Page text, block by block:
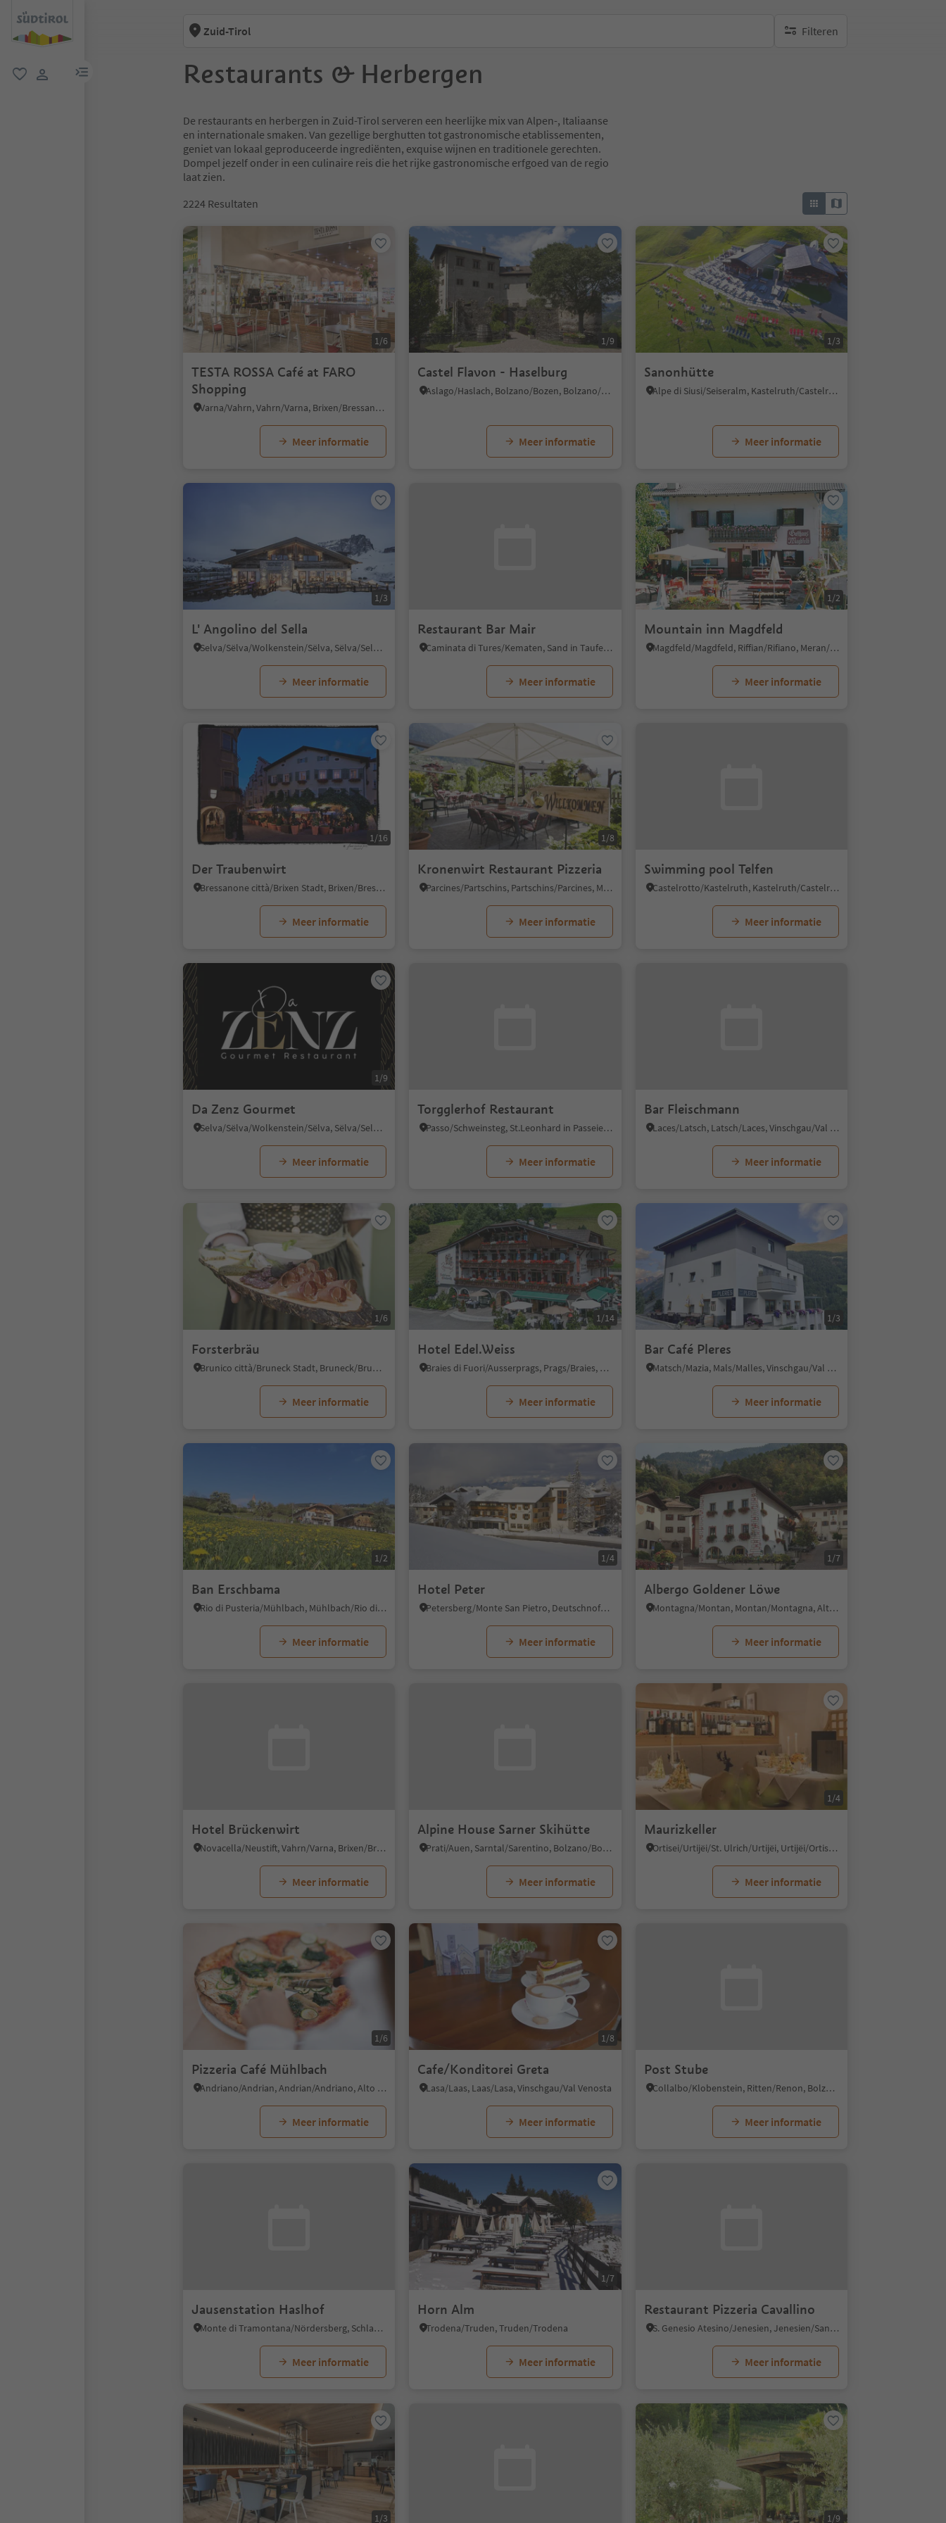
menulink
Zuid-Tirol Filteren
geen actieve filters
Restaurants & Herbergen
De restaurants en herbergen in Zuid-Tirol serveren een heerlijke mix van Alpen-, Italiaanse
en internationale smaken. Van gezellige berghutten tot gastronomische etablissementen,
geniet van lokaal geproduceerde ingrediënten, exquise wijnen en traditionele gerechten.
Dompel jezelf onder in een culinaire reis die het rijke gastronomische erfgoed van de regio
laat zien.
2224 Resultaten
1/6
TESTA ROSSA Café at FARO
Shopping
Varna/Vahrn, Vahrn/Varna, Brixen/Bressanone and environs
Meer informatie
1/9
Castel Flavon - Haselburg
Aslago/Haslach, Bolzano/Bozen, Bolzano/Bozen and environs
Meer informatie
1/3
Sanonhütte
Alpe di Siusi/Seiseralm, Kastelruth/Castelrotto, Dolomites Region Seiser Alm
Meer informatie
1/3
L' Angolino del Sella
Selva/Sëlva/Wolkenstein/Sëlva, Sëlva/Selva di Val Gardena, Dolomites Region Val Gardena
Meer informatie
Restaurant Bar Mair
Caminata di Tures/Kematen, Sand in Taufers/Campo Tures, Ahrntal/Valle Aurina
Meer informatie
1/2
Mountain inn Magdfeld
Magdfeld/Magdfeld, Riffian/Rifiano, Meran/Merano and environs
Meer informatie
1/16
Der Traubenwirt
Bressanone città/Brixen Stadt, Brixen/Bressanone, Brixen/Bressanone and environs
Meer informatie
1/8
Kronenwirt Restaurant Pizzeria
Parcines/Partschins, Partschins/Parcines, Meran/Merano and environs
Meer informatie
Swimming pool Telfen
Castelrotto/Kastelruth, Kastelruth/Castelrotto, Dolomites Region Seiser Alm
Meer informatie
1/9
Da Zenz Gourmet
Selva/Sëlva/Wolkenstein/Sëlva, Sëlva/Selva di Val Gardena, Dolomites Region Val Gardena
Meer informatie
Torgglerhof Restaurant
Passo/Schweinsteg, St.Leonhard in Passeier/San Leonardo in Passiria, Meran/Merano and environs
Meer informatie
Bar Fleischmann
Laces/Latsch, Latsch/Laces, Vinschgau/Val Venosta
Meer informatie
1/6
Forsterbräu
Brunico città/Bruneck Stadt, Bruneck/Brunico, Dolomites Region Kronplatz/Plan de Corones
Meer informatie
1/14
Hotel Edel.Weiss
Braies di Fuori/Ausserprags, Prags/Braies, Dolomites Region 3 Zinnen
Meer informatie
1/3
Bar Café Pleres
Matsch/Mazia, Mals/Malles, Vinschgau/Val Venosta
Meer informatie
1/2
Ban Erschbama
Rio di Pusteria/Mühlbach, Mühlbach/Rio di Pusteria, Brixen/Bressanone and environs
Meer informatie
1/4
Hotel Peter
Petersberg/Monte San Pietro, Deutschnofen/Nova Ponente, Dolomites Region Eggental
Meer informatie
1/7
Albergo Goldener Löwe
Montagna/Montan, Montan/Montagna, Alto Adige Wine Road
Meer informatie
Hotel Brückenwirt
Novacella/Neustift, Vahrn/Varna, Brixen/Bressanone and environs
Meer informatie
Alpine House Sarner Skihütte
Prati/Auen, Sarntal/Sarentino, Bolzano/Bozen and environs
Meer informatie
1/4
Maurizkeller
Ortisei/Urtijëi/St. Ulrich/Urtijëi, Urtijëi/Ortisei, Dolomites Region Val Gardena
Meer informatie
1/6
Pizzeria Café Mühlbach
Andriano/Andrian, Andrian/Andriano, Alto Adige Wine Road
Meer informatie
1/8
Cafe/Konditorei Greta
Lasa/Laas, Laas/Lasa, Vinschgau/Val Venosta
Meer informatie
Post Stube
Collalbo/Klobenstein, Ritten/Renon, Bolzano/Bozen and environs
Meer informatie
Jausenstation Haslhof
Monte di Tramontana/Nördersberg, Schlanders/Silandro, Vinschgau/Val Venosta
Meer informatie
1/7
Horn Alm
Trodena/Truden, Truden/Trodena
Meer informatie
Restaurant Pizzeria Cavallino
S. Genesio Atesino/Jenesien, Jenesien/San Genesio Atesino, Bolzano/Bozen and environs
Meer informatie
1/3 1/9